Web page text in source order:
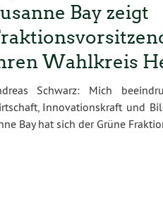
Bay zeigt
Wahlkreis
Schwarz: Mich
Innovationskraft und
Bay hat sich der Grüne